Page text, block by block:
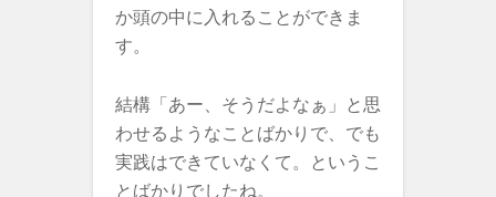
か頭の中に入れることができま
す。
結構「あー、そうだよなぁ」と思
わせるようなことばかりで、でも
実践はできていなくて。というこ
とばかりでしたね。